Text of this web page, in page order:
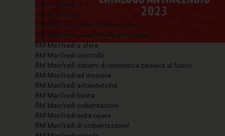
RM Manfredi ✓ ✓
RM Manfredi ✓
RM Manfredi rubinetto luxury line
RM Manfredi rubinetto idrante a muro
RM Manfredi a sfera
RM Manfredi controllo
RM Manfredi sistemi di resistenza passiva al fuoco
RM Manfredi ed invasive
RM Manfredi antiestetiche
RM Manfredi basta
RM Manfredi coibentazioni
RM Manfredi evita opere
RM Manfredi di coibentazione!